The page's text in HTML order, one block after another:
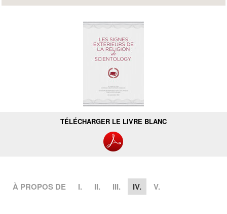
TÉLÉCHARGER LE LIVRE BLANC
À PROPOS DE I. II. III. IV. V.